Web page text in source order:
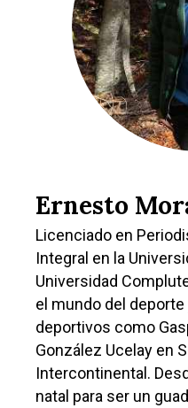
Ernesto
Licenciado en
Integral en la
Universidad
el mundo del
deportivos como
González Ucelay en
Intercontinental.
natal para ser un